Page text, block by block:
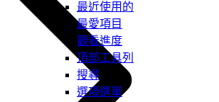
最近使用的
最愛項目
觀看進度
頂部工具列
搜尋
選項選單